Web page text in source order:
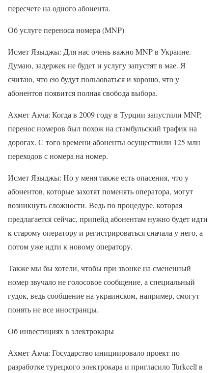
пересчете на одного абонента.
Об услуге переноса номера (MNP)
Исмет Языджы: Для нас очень важно MNP в Украине.
Думаю, задержек не будет и услугу запустят в мае. Я
считаю, что ею будут пользоваться и хорошо, что у
абонентов появится полная свобода выбора.
Ахмет Акча: Когда в 2009 году в Турции запустили MNP,
перенос номеров был похож на стамбульский трафик на
дорогах. С того времени абоненты осуществили 125 млн
переходов с номера на номер.
Исмет Языджы: Но у меня также есть опасения, что у
абонентов, которые захотят поменять оператора, могут
возникнуть сложности. Ведь по процедуре, которая
предлагается сейчас, припейд абонентам нужно будет идти
к старому оператору и регистрироваться сначала у него, а
потом уже идти к новому оператору.
Также мы бы хотели, чтобы при звонке на смененный
номер звучало не голосовое сообщение, а специальный
гудок, ведь сообщение на украинском, например, смогут
понять не все иностранцы.
Об инвестициях в электрокары
Ахмет Акча: Государство инициировало проект по
разработке турецкого электрокара и пригласило Turkcell в